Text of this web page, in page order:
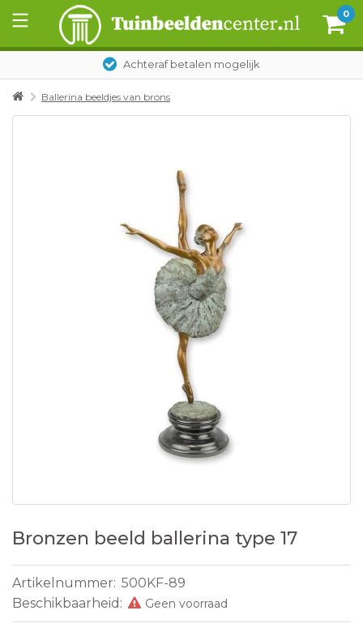
0
Achteraf betalen mogelijk
Ballerina beeldjes van brons
Bronzen beeld ballerina type 17
Artikelnummer: 500KF-89
Beschikbaarheid:
Geen voorraad